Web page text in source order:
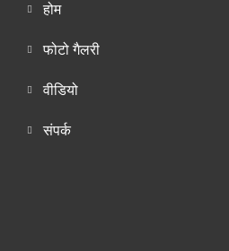
होम
फोटो गैलरी
वीडियो
संपर्क